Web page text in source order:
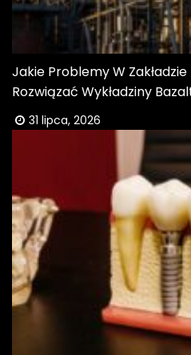
Jakie Problemy W
Rozwiązać Wykładziny
31 lipca, 2026